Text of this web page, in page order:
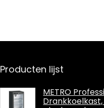
Producten lijst
METRO